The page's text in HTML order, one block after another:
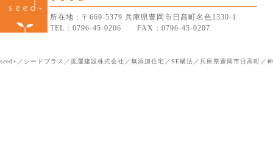
所在地：〒669-5379 兵庫県豊岡市日高町名色1330-1
TEL：0796-45-0206 FAX：0796-45-0207
seed+／シードプラス／拡運建設株式会社／無添加住宅／SE構法／兵庫県豊岡市日高町